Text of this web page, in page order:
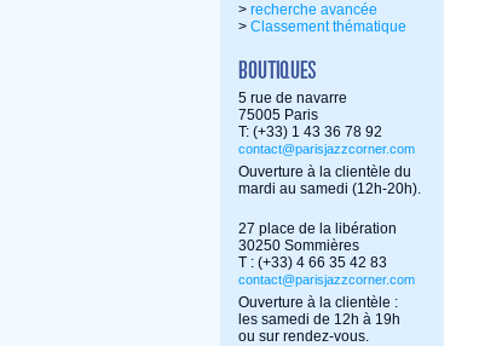
> recherche avancée
> Classement thématique
5 rue de navarre
75005 Paris
T: (+33) 1 43 36 78 92
contact@parisjazzcorner.com
Ouverture à la clientèle du
mardi au samedi (12h-20h).
27 place de la libération
30250 Sommières
T : (+33) 4 66 35 42 83
contact@parisjazzcorner.com
Ouverture à la clientèle :
les samedi de 12h à 19h
ou sur rendez-vous.